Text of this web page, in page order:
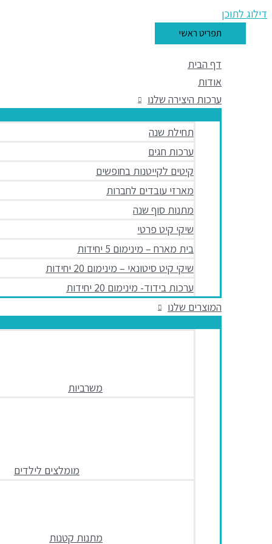
דילוג לתוכן
תפריט ראשי
דף הבית
אודות
ערכות היצירה שלנו
תחילת שנה
ערכות חגים
קיטים לקייטנות בחופשים
מארזי עובדים לחברות
מתנות סוף שנה
שיקי קיט פרטי
בית מארח – מינימום 5 יחידות
שיקי קיט סיטונאי – מינימום 20 יחידות
ערכות בידוד- מינימום 20 יחידות
המוצרים שלנו
משרביות
מומלצים לילדים
מתנות קטנות